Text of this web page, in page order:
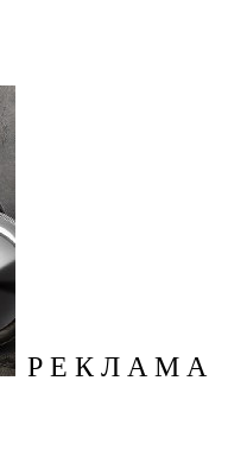
Р Е К Л А М А